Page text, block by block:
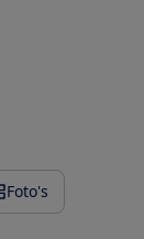
Foto's